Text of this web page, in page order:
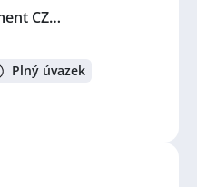
CZ…
Plný úvazek